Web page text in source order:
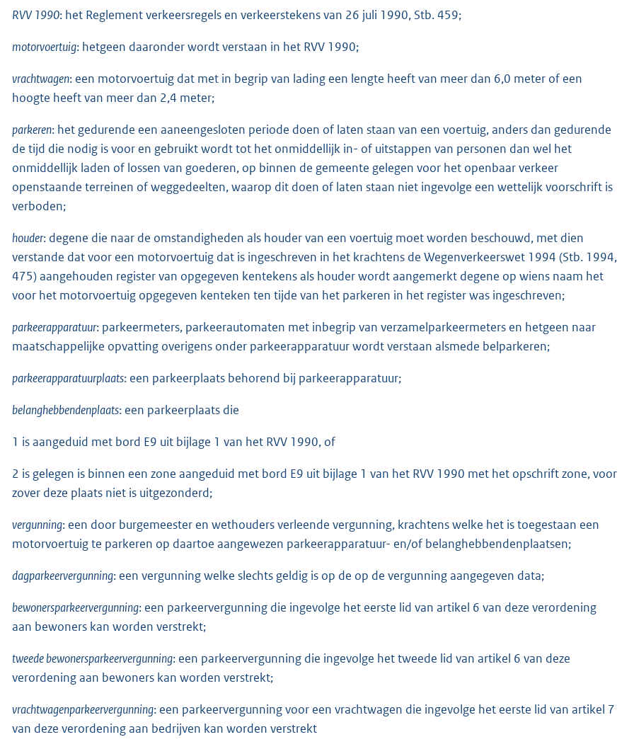
RVV 1990: het Reglement verkeersregels en verkeerstekens van 26 juli 1990, Stb. 459;
motorvoertuig: hetgeen daaronder wordt verstaan in het RVV 1990;
vrachtwagen: een motorvoertuig dat met in begrip van lading een lengte heeft van meer dan 6,0 meter of een
hoogte heeft van meer dan 2,4 meter;
parkeren: het gedurende een aaneengesloten periode doen of laten staan van een voertuig, anders dan gedurende
de tijd die nodig is voor en gebruikt wordt tot het onmiddellijk in- of uitstappen van personen dan wel het
onmiddellijk laden of lossen van goederen, op binnen de gemeente gelegen voor het openbaar verkeer
openstaande terreinen of weggedeelten, waarop dit doen of laten staan niet ingevolge een wettelijk voorschrift is
verboden;
houder: degene die naar de omstandigheden als houder van een voertuig moet worden beschouwd, met dien
verstande dat voor een motorvoertuig dat is ingeschreven in het krachtens de Wegenverkeerswet 1994 (Stb. 1994,
475) aangehouden register van opgegeven kentekens als houder wordt aangemerkt degene op wiens naam het
voor het motorvoertuig opgegeven kenteken ten tijde van het parkeren in het register was ingeschreven;
parkeerapparatuur: parkeermeters, parkeerautomaten met inbegrip van verzamelparkeermeters en hetgeen naar
maatschappelijke opvatting overigens onder parkeerapparatuur wordt verstaan alsmede belparkeren;
parkeerapparatuurplaats: een parkeerplaats behorend bij parkeerapparatuur;
belanghebbendenplaats: een parkeerplaats die
1 is aangeduid met bord E9 uit bijlage 1 van het RVV 1990, of
2 is gelegen is binnen een zone aangeduid met bord E9 uit bijlage 1 van het RVV 1990 met het opschrift zone, voor
zover deze plaats niet is uitgezonderd;
vergunning: een door burgemeester en wethouders verleende vergunning, krachtens welke het is toegestaan een
motorvoertuig te parkeren op daartoe aangewezen parkeerapparatuur- en/of belanghebbendenplaatsen;
dagparkeervergunning: een vergunning welke slechts geldig is op de op de vergunning aangegeven data;
bewonersparkeervergunning: een parkeervergunning die ingevolge het eerste lid van artikel 6 van deze verordening
aan bewoners kan worden verstrekt;
tweede bewonersparkeervergunning: een parkeervergunning die ingevolge het tweede lid van artikel 6 van deze
verordening aan bewoners kan worden verstrekt;
vrachtwagenparkeervergunning: een parkeervergunning voor een vrachtwagen die ingevolge het eerste lid van artikel 7
van deze verordening aan bedrijven kan worden verstrekt